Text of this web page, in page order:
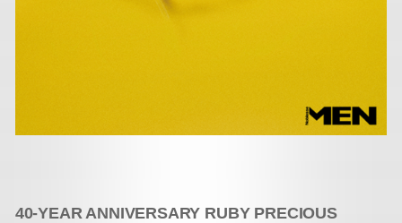
40-YEAR ANNIVERSARY RUBY PRECIOUS